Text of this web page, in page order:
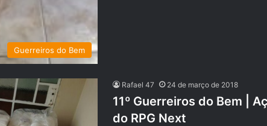
Guerreiros do Bem
Rafael 47 24 de março de 2018
11º Guerreiros do Bem |
do RPG Next